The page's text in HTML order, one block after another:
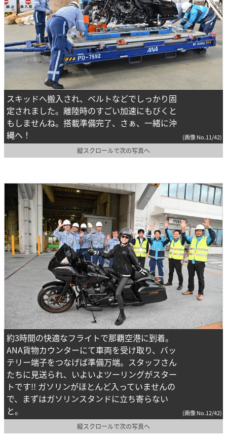
スキッドへ搬入され、ベルトなどでしっかり固
定されました。離陸時のすごい加速にもびくと
もしませんね。搭載準備完了、さぁ、一緒に沖
縄へ！
(画像 No.11/42)
縦スクロールで次の写真へ
約3時間の快適なフライトで那覇空港に到着。
ANA貨物カウンターにて車両を受け取り、バッ
テリー端子をつなげば準備万端。スタッフさん
たちに見送られ、いよいよツーリングがスター
トです!! ガソリンがほとんど入っていませんの
で、まずはガソリンスタンドに立ち寄らない
と。
(画像 No.12/42)
縦スクロールで次の写真へ